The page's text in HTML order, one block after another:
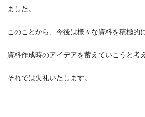
ました。
このことから、今後は様々な資料を積極的
資料作成時のアイデアを蓄えていこうと考
それでは失礼いたします。